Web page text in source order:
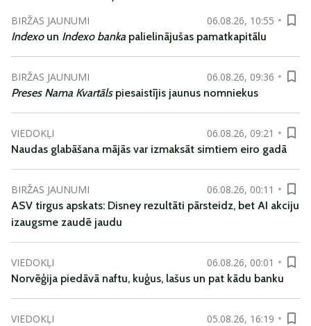
BIRŽAS JAUNUMI
06.08.26, 10:55
Indexoun Indexo banka palielinājušas pamatkapitālu
BIRŽAS JAUNUMI
06.08.26, 09:36
Preses Nama Kvartāls piesaistījis jaunus nomniekus
VIEDOKĻI
06.08.26, 09:21
Naudas glabāšana mājās var izmaksāt simtiem eiro gadā
BIRŽAS JAUNUMI
06.08.26, 00:11
ASV tirgus apskats: Disney rezultāti pārsteidz, bet AI akciju
izaugsme zaudē jaudu
VIEDOKĻI
06.08.26, 00:01
Norvēģija piedāvā naftu, kuģus, lašus un pat kādu banku
VIEDOKĻI
05.08.26, 16:19